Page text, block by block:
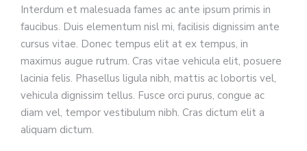
Interdum et malesuada fames ac ante ipsum primis in
faucibus. Duis elementum nisl mi, facilisis dignissim ante
cursus vitae. Donec tempus elit at ex tempus, in
maximus augue rutrum. Cras vitae vehicula elit, posuere
lacinia felis. Phasellus ligula nibh, mattis ac lobortis vel,
vehicula dignissim tellus. Fusce orci purus, congue ac
diam vel, tempor vestibulum nibh. Cras dictum elit a
aliquam dictum.